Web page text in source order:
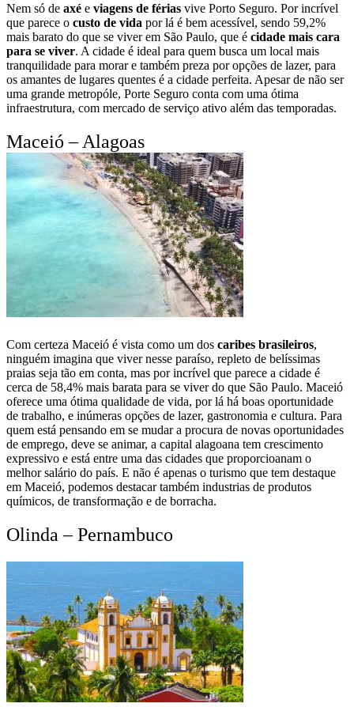
Nem só de axé e viagens de férias vive Porto Seguro. Por incrível
que parece o custo de vida por lá é bem acessível, sendo 59,2%
mais barato do que se viver em São Paulo, que é cidade mais cara
para se viver. A cidade é ideal para quem busca um local mais
tranquilidade para morar e também preza por opções de lazer, para
os amantes de lugares quentes é a cidade perfeita. Apesar de não ser
uma grande metropóle, Porte Seguro conta com uma ótima
infraestrutura, com mercado de serviço ativo além das temporadas.
Maceió – Alagoas
Com certeza Maceió é vista como um dos caribes brasileiros,
ninguém imagina que viver nesse paraíso, repleto de belíssimas
praias seja tão em conta, mas por incrível que parece a cidade é
cerca de 58,4% mais barata para se viver do que São Paulo. Maceió
oferece uma ótima qualidade de vida, por lá há boas oportunidade
de trabalho, e inúmeras opções de lazer, gastronomia e cultura. Para
quem está pensando em se mudar a procura de novas oportunidades
de emprego, deve se animar, a capital alagoana tem crescimento
expressivo e está entre uma das cidades que proporcioanam o
melhor salário do país. E não é apenas o turismo que tem destaque
em Maceió, podemos destacar também industrias de produtos
químicos, de transformação e de borracha.
Olinda – Pernambuco